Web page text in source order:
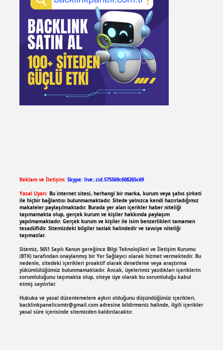
Reklam ve İletişim: Skype: live:.cid.575569c608265c69
Yasal Uyarı: Bu internet sitesi, herhangi bir marka, kurum veya şahıs şirketi
ile hiçbir bağlantısı bulunmamaktadır. Sitede yalnızca kendi hazırladığımız
makaleler paylaşılmaktadır. Burada yer alan içerikler haber niteliği
taşımamakta olup, gerçek kurum ve kişiler hakkında paylaşım
yapılmamaktadır. Gerçek kurum ve kişiler ile isim benzerlikleri tamamen
tesadüfidir. Sitemizdeki bilgiler taslak halindedir ve tavsiye niteliği
taşımazlar.
Sitemiz, 5651 Sayılı Kanun gereğince Bilgi Teknolojileri ve İletişim Kurumu
(BTK) tarafından onaylanmış bir Yer Sağlayıcı olarak hizmet vermektedir. Bu
nedenle, sitedeki içerikleri proaktif olarak denetleme veya araştırma
yükümlülüğümüz bulunmamaktadır. Ancak, üyelerimiz yazdıkları içeriklerin
sorumluluğunu taşımakta olup, siteye üye olarak bu sorumluluğu kabul
etmiş sayılırlar.
Hukuka ve yasal düzenlemelere aykırı olduğunu düşündüğünüz içerikleri,
backlinkpanelicomtr@gmail.comadresine bildirmeniz halinde, ilgili içerikler
yasal süre içerisinde sitemizden kaldırılacaktır.